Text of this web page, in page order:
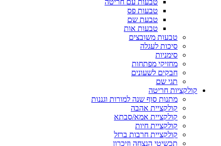
טבעות פס
טבעת שם
טבעות אות
טבעות משובצים
סיכות לעגלה
סימניות
מחזיקי מפתחות
חבקים לשעונים
תגי שם
קולקציות חריטה
מתנות סוף שנה למורות וגננות
קולקציית אהבה
קולקציית אמא/סבתא
קולקציית חיות
קולקציית חרבות ברזל
תכשיטי הנצחה וזיכרון